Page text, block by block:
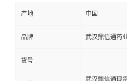
产地 中国
品牌 武汉鼎信通药
货号
武汉鼎信通现